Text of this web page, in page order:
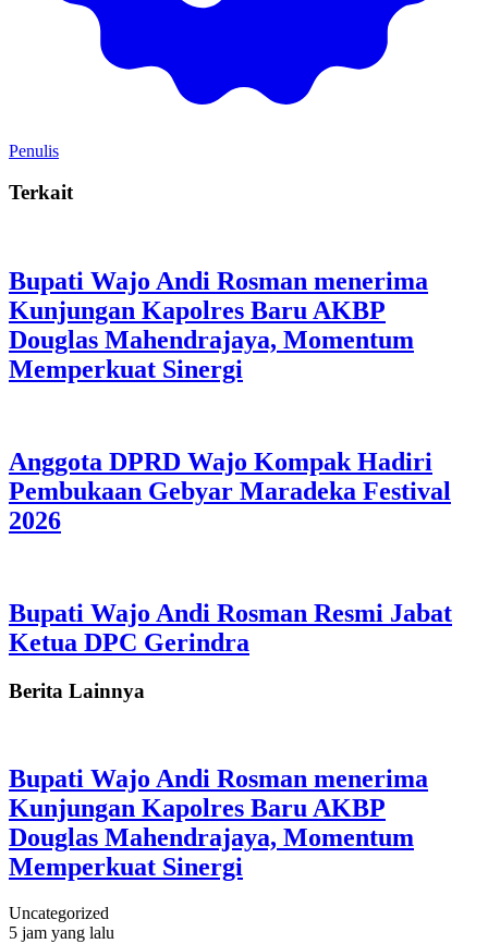
Penulis
Terkait
Bupati Wajo Andi Rosman menerima
Kunjungan Kapolres Baru AKBP
Douglas Mahendrajaya, Momentum
Memperkuat Sinergi
Anggota DPRD Wajo Kompak Hadiri
Pembukaan Gebyar Maradeka Festival
2026
Bupati Wajo Andi Rosman Resmi Jabat
Ketua DPC Gerindra
Berita Lainnya
Bupati Wajo Andi Rosman menerima
Kunjungan Kapolres Baru AKBP
Douglas Mahendrajaya, Momentum
Memperkuat Sinergi
Uncategorized
5 jam yang lalu